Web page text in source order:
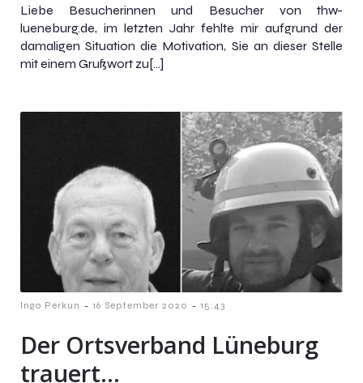
Liebe Besucherinnen und Besucher von thw-
lueneburg.de, im letzten Jahr fehlte mir aufgrund der
damaligen Situation die Motivation, Sie an dieser Stelle
mit einem Grußwort zu[…]
Ingo Perkun - 16 September 2020 - 15:43
Der Ortsverband Lüneburg
trauert…